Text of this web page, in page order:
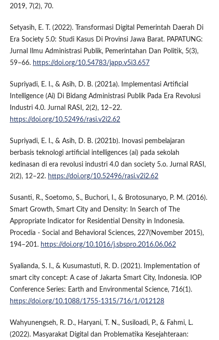
2019, 7(2), 70.
Setyasih, E. T. (2022). Transformasi Digital Pemerintah Daerah Di
Era Society 5.0: Studi Kasus Di Provinsi Jawa Barat. PAPATUNG:
Jurnal Ilmu Administrasi Publik, Pemerintahan Dan Politik, 5(3),
59–66. https://doi.org/10.54783/japp.v5i3.657
Supriyadi, E. I., & Asih, D. B. (2021a). Implementasi Artificial
Intelligence (Ai) Di Bidang Administrasi Publik Pada Era Revolusi
Industri 4.0. Jurnal RASI, 2(2), 12–22.
https://doi.org/10.52496/rasi.v2i2.62
Supriyadi, E. I., & Asih, D. B. (2021b). Inovasi pembelajaran
berbasis teknologi artificial intelligences (ai) pada sekolah
kedinasan di era revolusi industri 4.0 dan society 5.o. Jurnal RASI,
2(2), 12–22. https://doi.org/10.52496/rasi.v2i2.62
Susanti, R., Soetomo, S., Buchori, I., & Brotosunaryo, P. M. (2016).
Smart Growth, Smart City and Density: In Search of The
Appropriate Indicator for Residential Density in Indonesia.
Procedia - Social and Behavioral Sciences, 227(November 2015),
194–201. https://doi.org/10.1016/j.sbspro.2016.06.062
Syalianda, S. I., & Kusumastuti, R. D. (2021). Implementation of
smart city concept: A case of Jakarta Smart City, Indonesia. IOP
Conference Series: Earth and Environmental Science, 716(1).
https://doi.org/10.1088/1755-1315/716/1/012128
Wahyunengseh, R. D., Haryani, T. N., Susiloadi, P., & Fahmi, L.
(2022). Masyarakat Digital dan Problematika Kesejahteraan: